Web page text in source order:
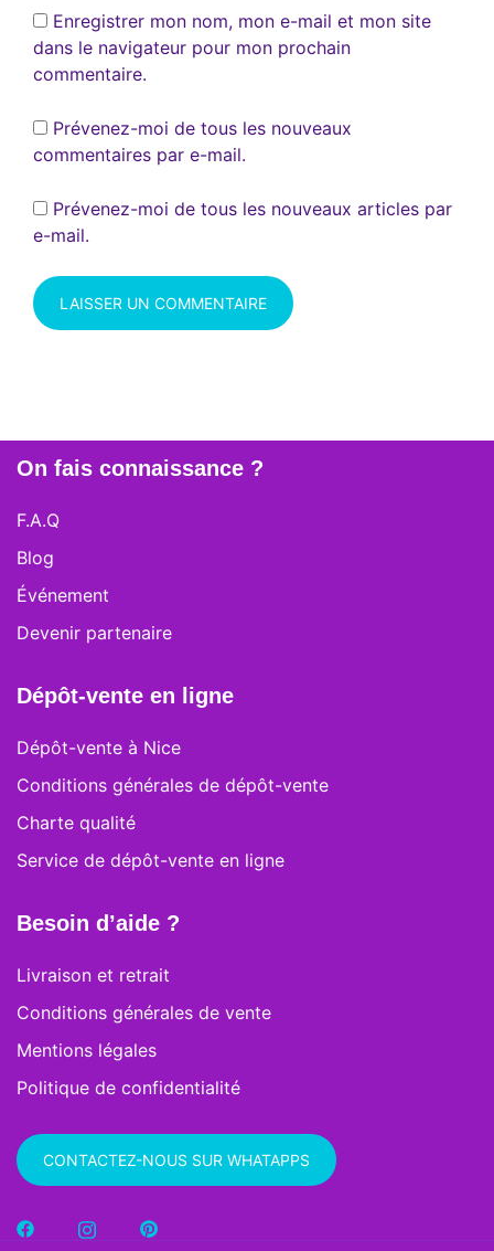
Enregistrer mon nom, mon e-mail et mon site
dans le navigateur pour mon prochain
commentaire.
Prévenez-moi de tous les nouveaux
commentaires par e-mail.
Prévenez-moi de tous les nouveaux articles par
e-mail.
On fais connaissance ?
F.A.Q
Blog
Événement
Devenir partenaire
Dépôt-vente en ligne
Dépôt-vente à Nice
Conditions générales de dépôt-vente
Charte qualité
Service de dépôt-vente en ligne
Besoin d’aide ?
Livraison et retrait
Conditions générales de vente
Mentions légales
Politique de confidentialité
CONTACTEZ-NOUS SUR WHATAPPS